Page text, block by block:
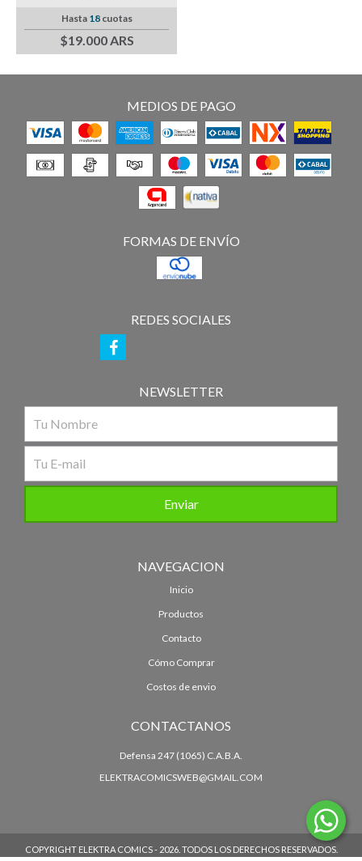
Hasta 18cuotas
$19.000 ARS
MEDIOS DE PAGO
FORMAS DE ENVÍO
REDES SOCIALES
NEWSLETTER
NAVEGACION
Inicio
Productos
Contacto
Cómo Comprar
Costos de envio
CONTACTANOS
Defensa 247 (1065) C.A.B.A.
ELEKTRACOMICSWEB@GMAIL.COM
COPYRIGHT ELEKTRA COMICS - 2026. TODOS LOS DERECHOS RESERVADOS.